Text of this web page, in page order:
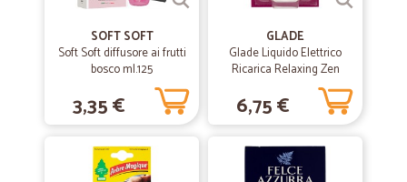
SOFT SOFT
Soft Soft diffusore ai frutti
bosco ml.125
3,35 €
GLADE
Glade Liquido Elettrico
Ricarica Relaxing Zen
6,75 €